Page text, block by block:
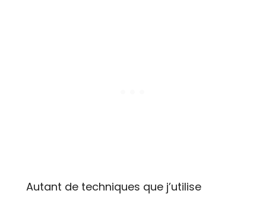
Autant de techniques que j’utilise